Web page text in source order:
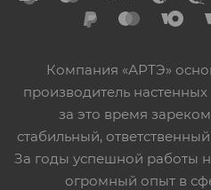
Компания «АРТЭ»
производитель
за это время
стабильный,
За годы успешной работы
огромный опыт в